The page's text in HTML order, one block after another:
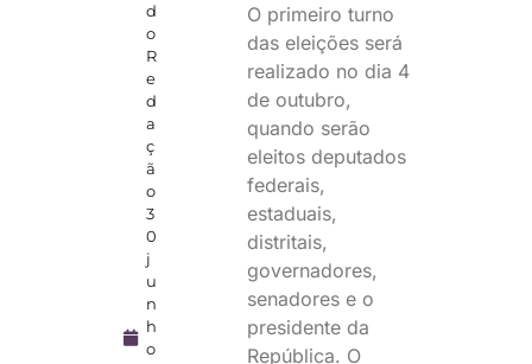
d
o
R
e
d
a
ç
ã
o
3
0
j
u
n
h
o
O primeiro turno
das eleições será
realizado no dia 4
de outubro,
quando serão
eleitos deputados
federais,
estaduais,
distritais,
governadores,
senadores e o
presidente da
República. O